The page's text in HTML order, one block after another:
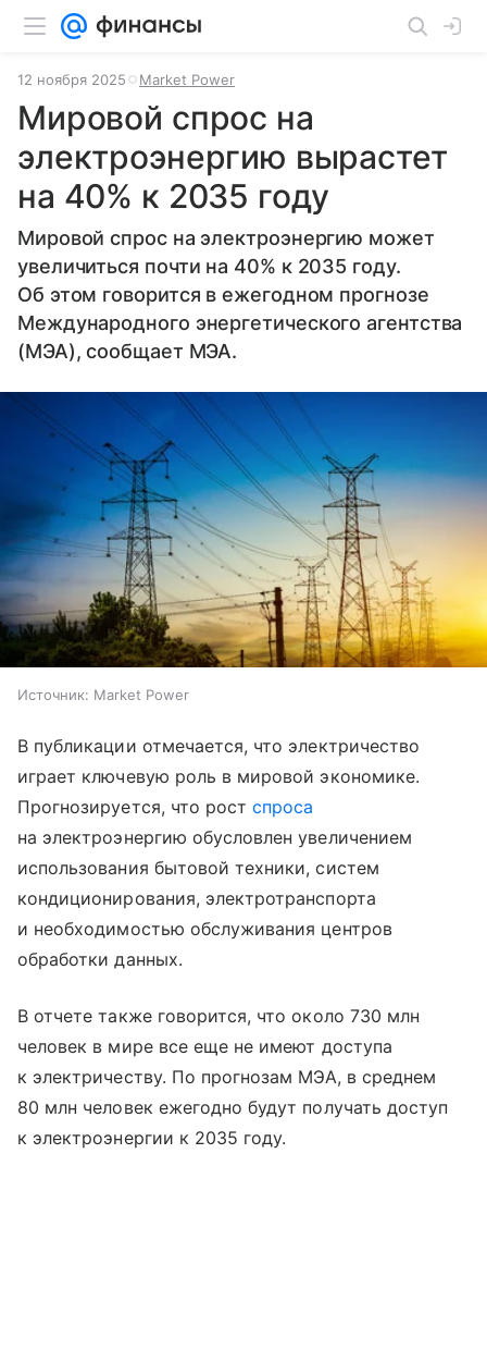
12 ноября 2025 Market Power
Мировой спрос на
электроэнергию вырастет
на 40% к 2035 году
Мировой спрос на электроэнергию может
увеличиться почти на 40% к 2035 году.
Об этом говорится в ежегодном прогнозе
Международного энергетического агентства
(МЭА), сообщает МЭА.
Источник: Market Power
В публикации отмечается, что электричество
играет ключевую роль в мировой экономике.
Прогнозируется, что ростспроса
на электроэнергию обусловлен увеличением
использования бытовой техники, систем
кондиционирования, электротранспорта
и необходимостью обслуживания центров
обработки данных.
В отчете также говорится, что около 730 млн
человек в мире все еще не имеют доступа
к электричеству. По прогнозам МЭА, в среднем
80 млн человек ежегодно будут получать доступ
к электроэнергии к 2035 году.